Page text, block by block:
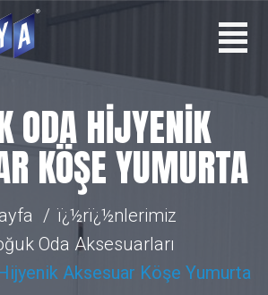
ODA HIJYENIK
KÖŞE YUMURTA
ï¿½rï¿½nlerimiz
Oda Aksesuarları
Aksesuar Köşe Yumurta